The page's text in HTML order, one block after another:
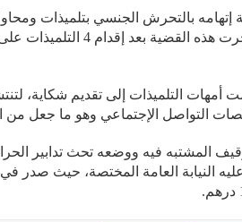
إتهامه بالتحرش الجنسي بتلميذات
علاقات جنسية معه، حيث تفجرت
أمهات التلميذات إلى تقديم شكاية،
التواصل الإجتماعي وهو ما جعل
المشتبه فيه ووضعه تحث تدابير
النيابة العامة المختصة، حيث صدر